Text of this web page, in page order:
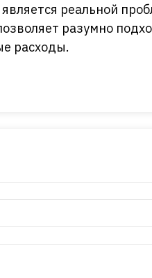
реальной
разумно
расходы.